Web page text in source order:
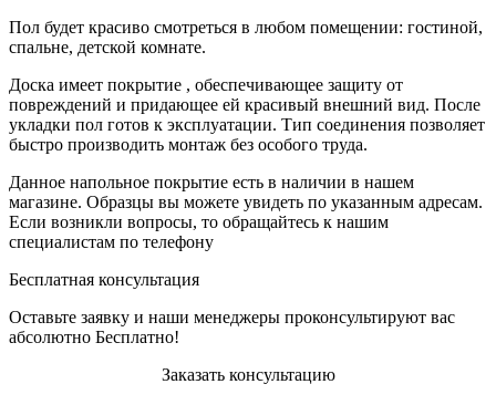
Пол будет красиво смотреться в любом помещении: гостиной,
спальне, детской комнате.
Доска имеет покрытие , обеспечивающее защиту от
повреждений и придающее ей красивый внешний вид. После
укладки пол готов к эксплуатации. Тип соединения позволяет
быстро производить монтаж без особого труда.
Данное напольное покрытие есть в наличии в нашем
магазине. Образцы вы можете увидеть по указанным адресам.
Если возникли вопросы, то обращайтесь к нашим
специалистам по телефону
Бесплатная консультация
Оставьте заявку и наши менеджеры проконсультируют вас
абсолютно Бесплатно!
Заказать консультацию